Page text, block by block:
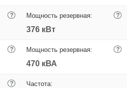
? Мощность резервная: ?
376 кВт
? Мощность резервная: ?
470 кВА
? Частота: